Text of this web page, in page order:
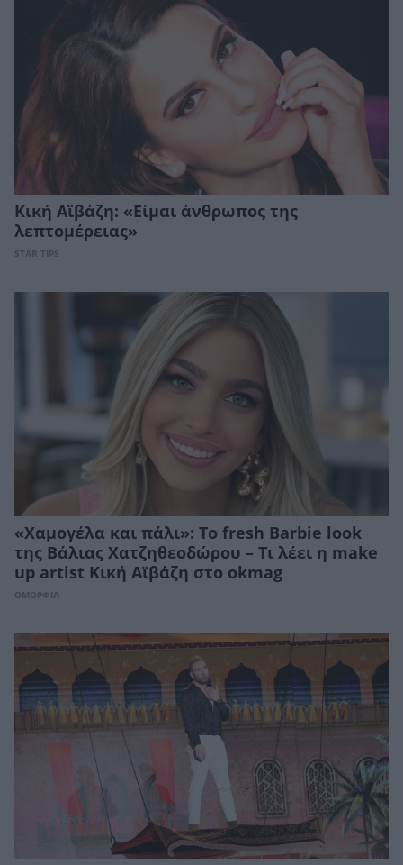
Κική Αϊβάζη: «Είμαι άνθρωπος της
λεπτομέρειας»
STAR TIPS
«Χαμογέλα και πάλι»: Το fresh Barbie look
της Βάλιας Χατζηθεοδώρου – Τι λέει η make
up artist Κική Αϊβάζη στο okmag
ΟΜΟΡΦΙΑ